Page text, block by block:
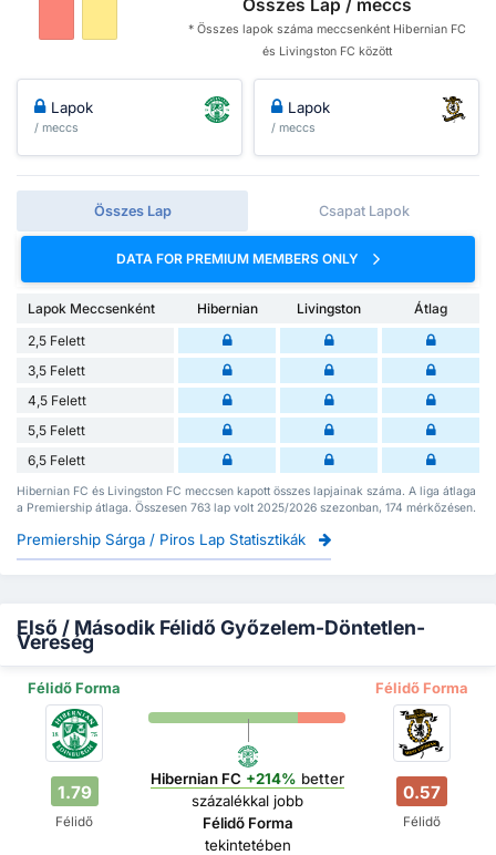
Összes Lap / meccs
* Összes lapok száma meccsenként Hibernian FC
és Livingston FC között
Lapok
/ meccs
Lapok
/ meccs
Összes Lap Csapat Lapok
DATA FOR PREMIUM MEMBERS ONLY
Lapok Meccsenként Hibernian Livingston
Átlag
2,5 Felett
3,5 Felett
4,5 Felett
5,5 Felett
6,5 Felett
Hibernian FC és Livingston FC meccsen kapott összes lapjainak száma. A liga átlaga
a Premiership átlaga. Összesen 763 lap volt 2025/2026 szezonban, 174 mérkőzésen.
Premiership Sárga / Piros Lap Statisztikák
Első / Második Félidő Győzelem-Döntetlen-
Vereség
Félidő Forma Félidő Forma
1.79
Félidő
Hibernian FC +214% better
százalékkal jobb
Félidő Forma
tekintetében
0.57
Félidő